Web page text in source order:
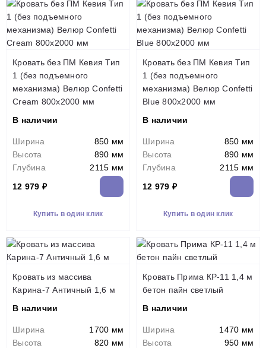
Кровать без ПМ Кевия Тип
1 (без подъемного
механизма) Велюр Confetti
Cream 800х2000 мм
В наличии
Ширина
850 мм
Высота
890 мм
Глубина
2115 мм
12 979 ₽
Купить в один клик
Кровать без ПМ Кевия Тип
1 (без подъемного
механизма) Велюр Confetti
Blue 800х2000 мм
В наличии
Ширина
850 мм
Высота
890 мм
Глубина
2115 мм
12 979 ₽
Купить в один клик
Кровать из массива
Карина-7 Античный 1,6 м
В наличии
Ширина
1700 мм
Высота
820 мм
Кровать Прима КР-11 1,4 м
бетон пайн светлый
В наличии
Ширина
1470 мм
Высота
950 мм